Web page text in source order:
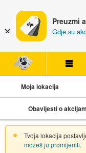
Preuzmi
Gdje su
Moja lokacija
Obavijesti o
Tvoja lokacija
možeš ju promijeniti.